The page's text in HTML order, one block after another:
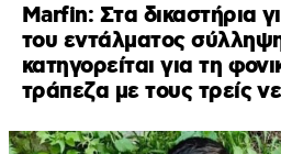
Marfin: Στα δικαστήρια
του εντάλματος
κατηγορείται για τη
τράπεζα με τους τρείς